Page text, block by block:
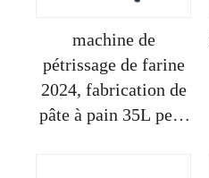
machine de
pétrissage de farine
2024, fabrication de
pâte à pain 35L petit